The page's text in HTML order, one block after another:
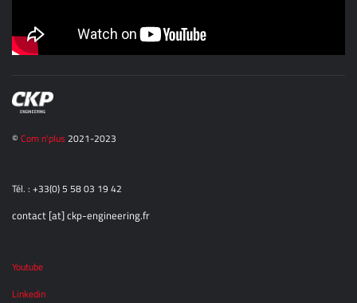
© Com n'plus 2021-2023
Tél. : +33(0) 5 58 03 19 42
contact [at] ckp-engineering.fr
Youtube
Linkedin